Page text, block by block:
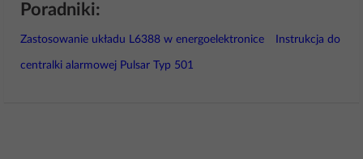
Poradniki:
Zastosowanie układu L6388 w energoelektronice Instrukcja do
centralki alarmowej Pulsar Typ 501